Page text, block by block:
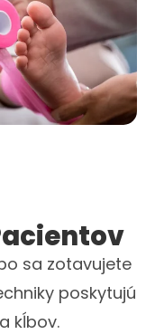
sa zotavujete
poskytujú
kĺbov.